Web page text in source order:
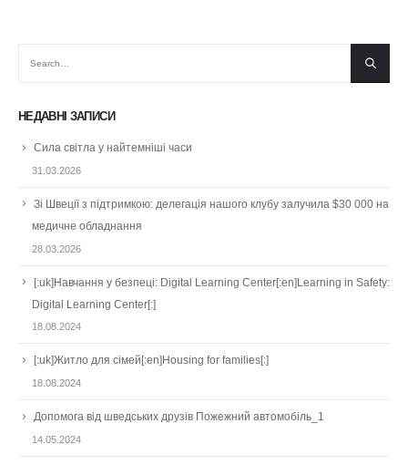
НЕДАВНІ ЗАПИСИ
Сила світла у найтемніші часи
31.03.2026
Зі Швеції з підтримкою: делегація нашого клубу залучила $30 000 на
медичне обладнання
28.03.2026
[:uk]Навчання у безпеці: Digital Learning Center[:en]Learning in Safety:
Digital Learning Center[:]
18.08.2024
[:uk]Житло для сімей[:en]Housing for families[:]
18.08.2024
Допомога від шведських друзів Пожежний автомобіль_1
14.05.2024